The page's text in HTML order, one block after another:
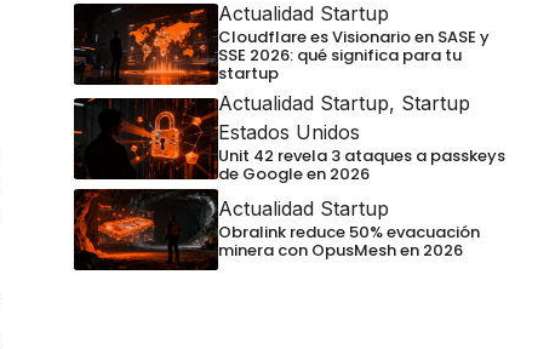
Actualidad Startup
Cloudflare es Visionario en SASE y
SSE 2026: qué significa para tu
startup
Actualidad Startup, Startup
Estados Unidos
Unit 42 revela 3 ataques a passkeys
de Google en 2026
Actualidad Startup
Obralink reduce 50% evacuación
minera con OpusMesh en 2026